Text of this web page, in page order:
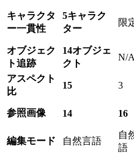
キャラクタ
ー一貫性
5キャラク
ター
限
オブジェク
ト追跡
14オブジェ
クト
N/A
アスペクト
比
15 3
参照画像 14 16
編集モード 自然言語
自
語